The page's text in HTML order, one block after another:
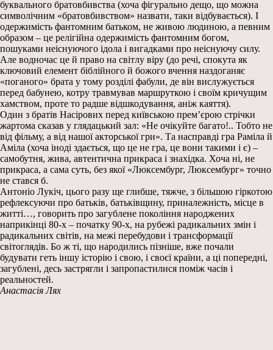
буквального братовбивства (хоча фігурально дещо, що можна
символічним «братовбивством» назвати, таки відбувається). І
одержимість фантомним батьком, не живою людиною, а певним
образом – це релігійна одержимість фантомним богом,
пошуками неіснуючого ідола і вигадками про неіснуючу силу.
Але водночас це й право на світлу віру (до речі, спокута як
ключовий елемент біблійного й божого вчення наздоганяє
«поганого» брата у тому розділі фабули, де він вислужується
перед бабунею, котру травмував маршруткою і своїм кричущим
хамством, проте то радше відшкодування, аніж каяття).
Один з братів Насірових перед київською прем’єрою стрічки
жартома сказав у глядацький зал: «Не очікуйте багато!.. Тобто не
від фільму, а від нашої акторської гри». Та насправді гра Раміла й
Аміла (хоча іноді здається, що це не гра, це вони такими і є) –
самобутня, жива, автентична прикраса і знахідка. Хоча ні, не
прикраса, а сама суть, без якої «Люксембург, Люксембург» точно
не стався б.
Антоніо Лукіч, цього разу ще глибше, тяжче, з більшою гіркотою
рефлексуючи про батьків, батьківщину, приналежність, місце в
житті…, говорить про загублене покоління народжених
наприкінці 80-х – початку 90-х, на рубежі радикальних змін і
радикальних світів, на межі перебудови і трансформації
світоглядів. Бо ж ті, що народились пізніше, вже почали
будувати геть іншу історію і свою, і своєї країни, а ці попередні,
загублені, десь застрягли і запропастилися поміж часів і
реальностей.
Анастасія Лях